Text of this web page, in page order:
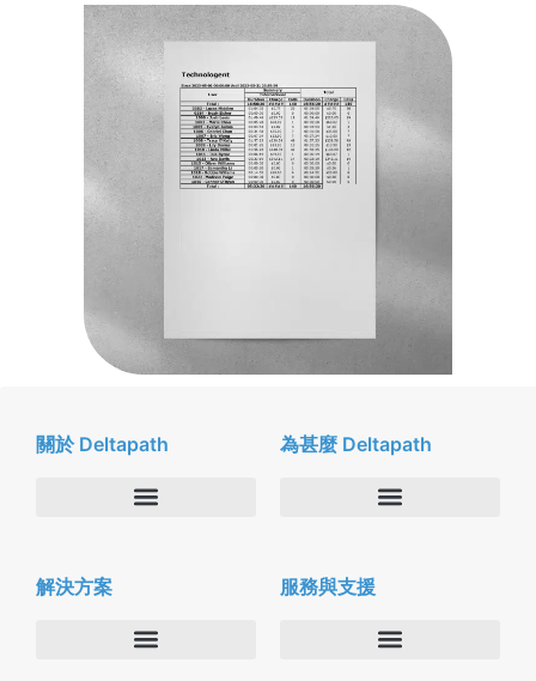
關於 Deltapath
新聞中心
人才招募
為甚麼 Deltapath
合作夥伴
隱私與安全性
解決方案 服務與支援